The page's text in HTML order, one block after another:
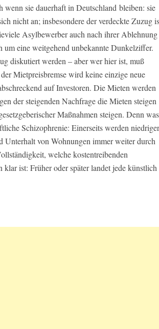
wenn sie dauerhaft in Deutschland bleiben: sie
nicht an; insbesondere der verdeckte Zuzug
Asylbewerber auch nach ihrer Ablehnung
eine weitgehend unbekannte Dunkelziffer.
diskutiert werden – aber wer hier ist, muß
Mietpreisbremse wird keine einzige neue
auf Investoren. Die Mieten werden
der steigenden Nachfrage die Mieten steigen
Maßnahmen steigen. Denn was
Schizophrenie: Einerseits werden
Unterhalt von Wohnungen immer weiter durch
welche kostentreibenden
ist: Früher oder später landet jede künstlich